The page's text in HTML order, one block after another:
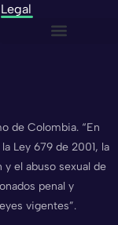
Legal
de Colombia. “En
Ley 679 de 2001, la
el abuso sexual de
penal y
vigentes”.